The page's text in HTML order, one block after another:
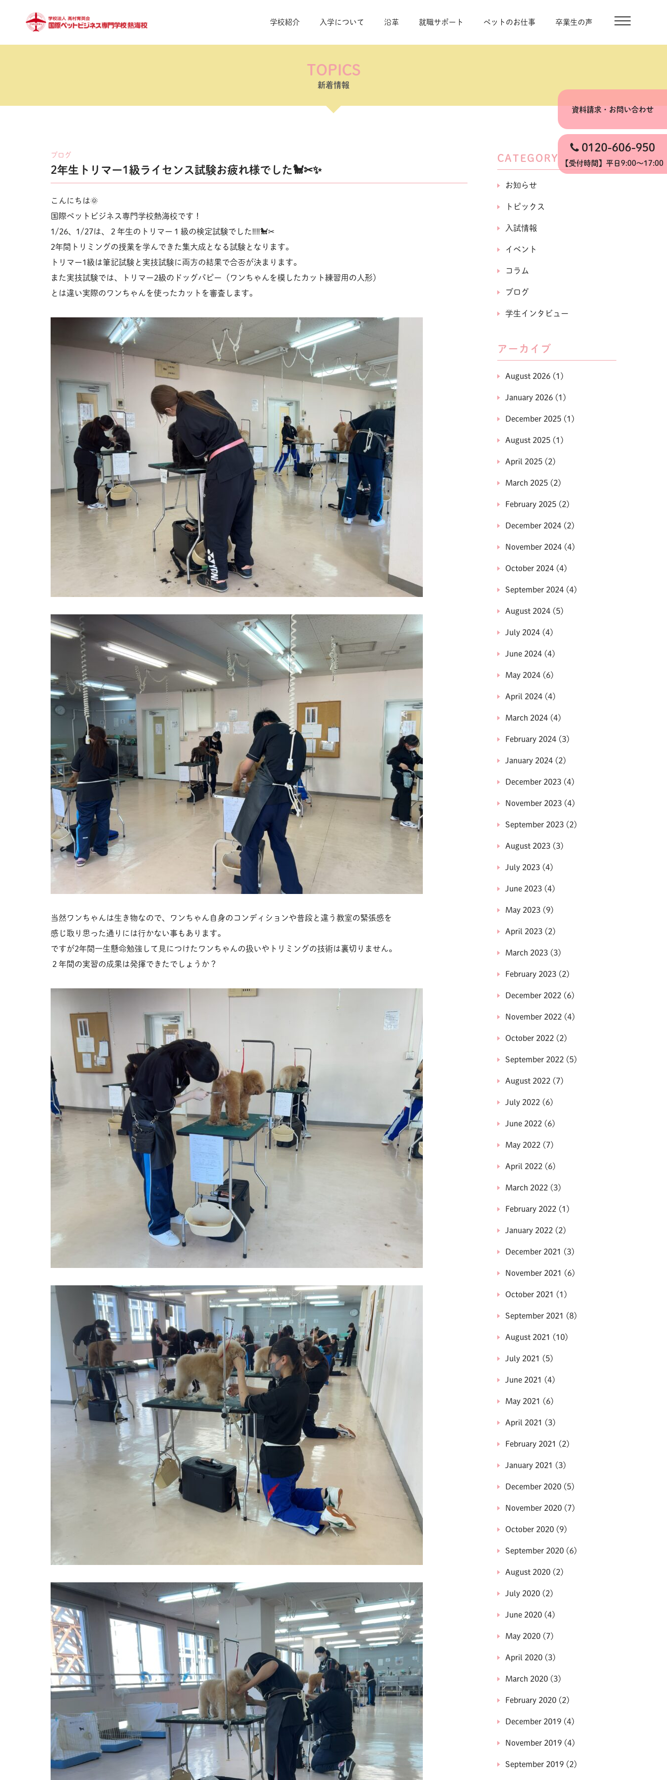
学校紹介 入学について 沿革 就職サポート ペットのお仕事 卒業生の声
TOPICS
新着情報
ブログ
2年生トリマー1級ライセンス試験お疲れ様でした🐩✂✨
こんにちは🌞
国際ペットビジネス専門学校熱海校です！
1/26、1/27は、２年生のトリマー１級の検定試験でした‼‼🐩✂
2年間トリミングの授業を学んできた集大成となる試験となります。
トリマー1級は筆記試験と実技試験に両方の結果で合否が決まります。
また実技試験では、トリマー2級のドッグパピー（ワンちゃんを模したカット練習用の人形）
とは違い実際のワンちゃんを使ったカットを審査します。
当然ワンちゃんは生き物なので、ワンちゃん自身のコンディションや普段と違う教室の緊張感を
感じ取り思った通りには行かない事もあります。
ですが2年間一生懸命勉強して見につけたワンちゃんの扱いやトリミングの技術は裏切りません。
２年間の実習の成果は発揮できたでしょうか？
CATEGORY
お知らせ
トピックス
入試情報
イベント
コラム
ブログ
学生インタビュー
アーカイブ
August 2026 (1)
January 2026 (1)
December 2025 (1)
August 2025 (1)
April 2025 (2)
March 2025 (2)
February 2025 (2)
December 2024 (2)
November 2024 (4)
October 2024 (4)
September 2024 (4)
August 2024 (5)
July 2024 (4)
June 2024 (4)
May 2024 (6)
April 2024 (4)
March 2024 (4)
February 2024 (3)
January 2024 (2)
December 2023 (4)
November 2023 (4)
September 2023 (2)
August 2023 (3)
July 2023 (4)
June 2023 (4)
May 2023 (9)
April 2023 (2)
March 2023 (3)
February 2023 (2)
December 2022 (6)
November 2022 (4)
October 2022 (2)
September 2022 (5)
August 2022 (7)
July 2022 (6)
June 2022 (6)
May 2022 (7)
April 2022 (6)
March 2022 (3)
February 2022 (1)
January 2022 (2)
December 2021 (3)
November 2021 (6)
October 2021 (1)
September 2021 (8)
August 2021 (10)
July 2021 (5)
June 2021 (4)
May 2021 (6)
April 2021 (3)
February 2021 (2)
January 2021 (3)
December 2020 (5)
November 2020 (7)
October 2020 (9)
September 2020 (6)
August 2020 (2)
July 2020 (2)
June 2020 (4)
May 2020 (7)
April 2020 (3)
March 2020 (3)
February 2020 (2)
December 2019 (4)
November 2019 (4)
September 2019 (2)
資料請求・お問い合わせ
0120-606-950
【受付時間】平日9:00〜17:00